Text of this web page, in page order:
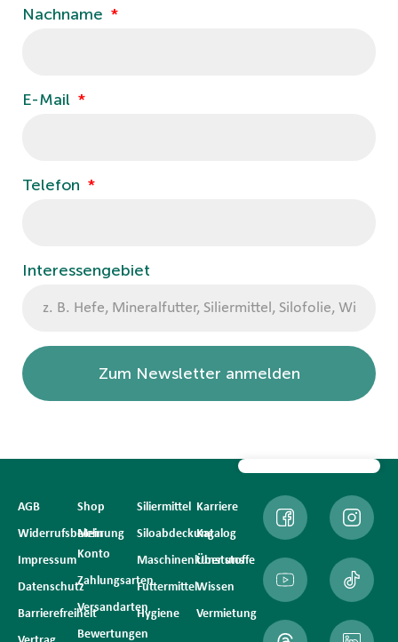
Nachname
E-Mail
Telefon
Interessengebiet
Zum Newsletter anmelden
AGB
Widerrufsbelehrung
Impressum
Datenschutz
Barrierefreiheit
Shop
Mein
Konto
Zahlungsarten
Versandarten
Bewertungen
Siliermittel
Siloabdeckung
Maschinenkunststoffe
Futtermittel
Hygiene
Karriere
Katalog
Über uns
Wissen
Vermietung